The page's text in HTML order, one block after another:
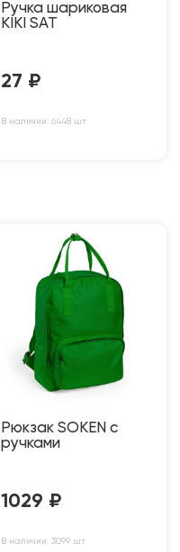
Ручка шариковая
KIKI SAT
27 ₽
В наличии: 6448 шт
Рюкзак SOKEN c
ручками
1029 ₽
В наличии: 3099 шт